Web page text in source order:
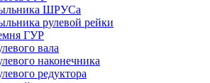
ШРУСа
рулевой рейки
ГУР
вала
наконечника
редуктора